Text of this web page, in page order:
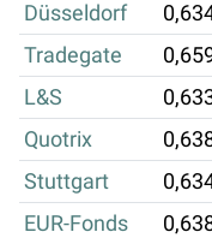
Düsseldorf
Tradegate
L&S
Quotrix
Stuttgart
EUR-Fonds